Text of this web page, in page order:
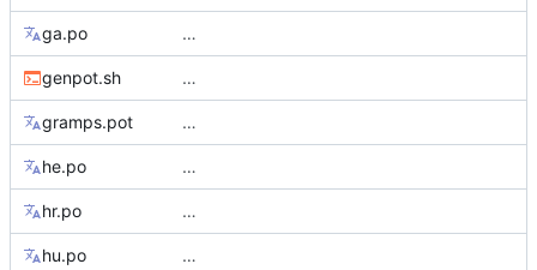
ga.po …
genpot.sh …
gramps.pot …
he.po …
hr.po …
hu.po …